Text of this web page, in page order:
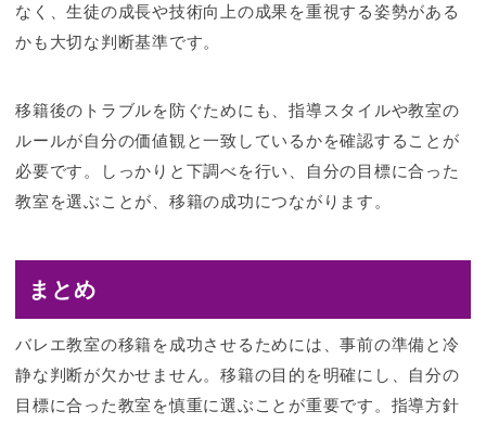
なく、生徒の成長や技術向上の成果を重視する姿勢がある
かも大切な判断基準です。
移籍後のトラブルを防ぐためにも、指導スタイルや教室の
ルールが自分の価値観と一致しているかを確認することが
必要です。しっかりと下調べを行い、自分の目標に合った
教室を選ぶことが、移籍の成功につながります。
まとめ
バレエ教室の移籍を成功させるためには、事前の準備と冷
静な判断が欠かせません。移籍の目的を明確にし、自分の
目標に合った教室を慎重に選ぶことが重要です。指導方針